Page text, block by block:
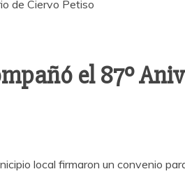
el 87º
local firmaron un convenio